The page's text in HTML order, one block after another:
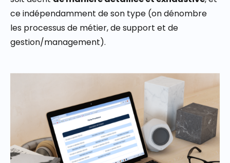
ce indépendamment de son type (on dénombre
les processus de métier, de support et de
gestion/management).